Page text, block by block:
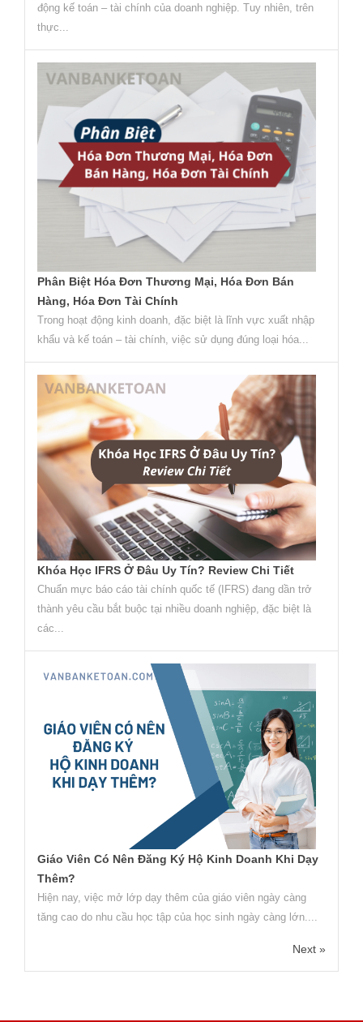
động kế toán – tài chính của doanh nghiệp. Tuy nhiên, trên
thực...
Phân Biệt Hóa Đơn Thương Mại, Hóa Đơn Bán
Hàng, Hóa Đơn Tài Chính
Trong hoạt động kinh doanh, đặc biệt là lĩnh vực xuất nhập
khẩu và kế toán – tài chính, việc sử dụng đúng loại hóa...
Khóa Học IFRS Ở Đâu Uy Tín? Review Chi Tiết
Chuẩn mực báo cáo tài chính quốc tế (IFRS) đang dần trở
thành yêu cầu bắt buộc tại nhiều doanh nghiệp, đặc biệt là
các...
Giáo Viên Có Nên Đăng Ký Hộ Kinh Doanh Khi Dạy
Thêm?
Hiện nay, việc mở lớp dạy thêm của giáo viên ngày càng
tăng cao do nhu cầu học tập của học sinh ngày càng lớn....
Next »